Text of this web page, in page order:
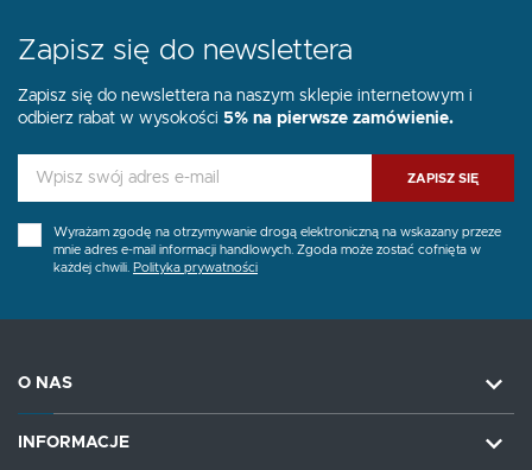
Zapisz się do newslettera
Zapisz się do newslettera na naszym sklepie internetowym i
odbierz rabat w wysokości 5% na pierwsze zamówienie.
ZAPISZ SIĘ
Wyrażam zgodę na otrzymywanie drogą elektroniczną na wskazany przeze
mnie adres e-mail informacji handlowych. Zgoda może zostać cofnięta w
każdej chwili. Polityka prywatności
O NAS
INFORMACJE